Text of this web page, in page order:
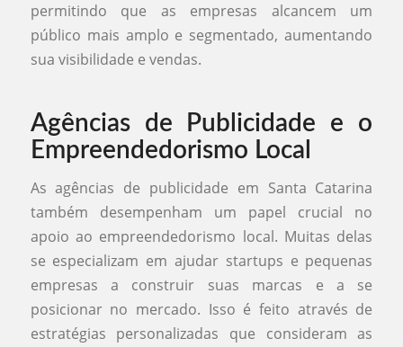
permitindo que as empresas alcancem um
público mais amplo e segmentado, aumentando
sua visibilidade e vendas.
Agências de Publicidade e o
Empreendedorismo Local
As agências de publicidade em Santa Catarina
também desempenham um papel crucial no
apoio ao empreendedorismo local. Muitas delas
se especializam em ajudar startups e pequenas
empresas a construir suas marcas e a se
posicionar no mercado. Isso é feito através de
estratégias personalizadas que consideram as